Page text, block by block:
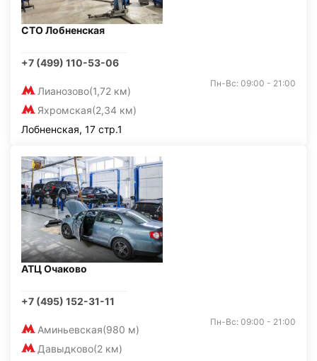
СТО Лобненская
+7 (499) 110-53-06
Лианозово(1,72 км)
Яхромская(2,34 км)
Пн-Вс: 09:00 - 21:00
Лобненская, 17 стр.1
АТЦ Очаково
+7 (495) 152-31-11
Аминьевская(980 м)
Давыдково(2 км)
Пн-Вс: 09:00 - 21:00